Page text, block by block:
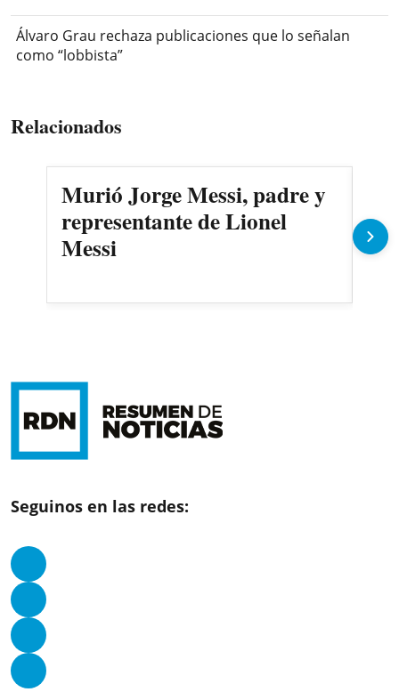
Álvaro Grau rechaza publicaciones que lo señalan
como “lobbista”
Relacionados
Murió Jorge Messi, padre y
representante de Lionel
Messi
Seguinos en las redes: